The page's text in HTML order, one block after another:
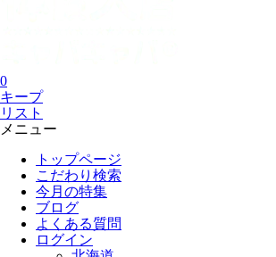
0
キープ
リスト
メニュー
トップページ
こだわり検索
今月の特集
ブログ
よくある質問
ログイン